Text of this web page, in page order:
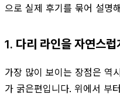
으로 실제 후기를 묶어 설명
1. 다리 라인을 자연스
가장 많이 보이는 장점은 역
가 굵은편입니다. 위에서 부